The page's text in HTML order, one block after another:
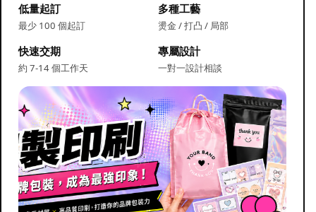
低量起訂
最少 100 個起訂
多種工藝
燙金 / 打凸 / 局部
快速交期
約 7-14 個工作天
專屬設計
一對一設計相談